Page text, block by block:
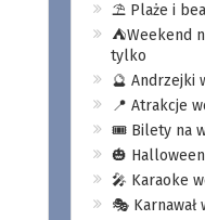
⛱️ Plaże i
⛺️Weekend
tylko
🔮 Andrzejki
📍 Atrakcje
🎟️ Bilety na
🎃
🎤 Karaoke
🎭 Karnawał